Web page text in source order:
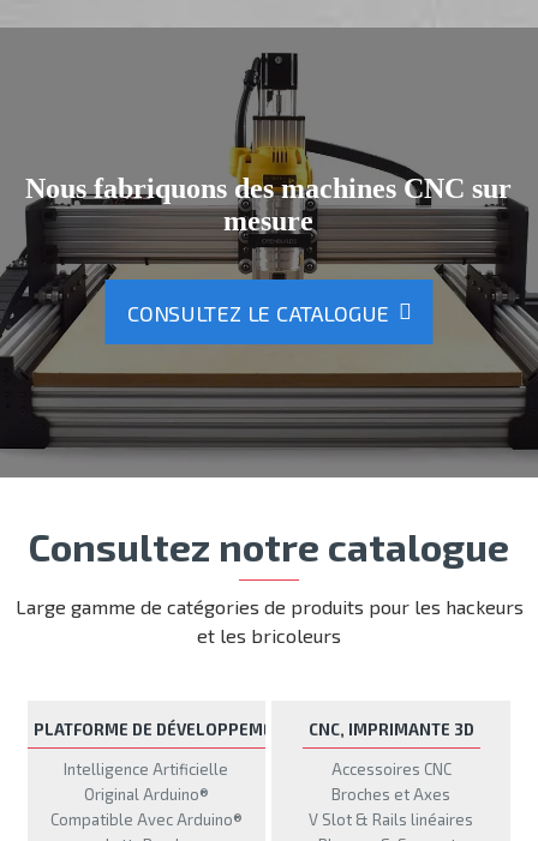
Nous fabriquons des machines CNC sur
mesure
CONSULTEZ LE CATALOGUE
Consultez notre catalogue
Large gamme de catégories de produits pour les hackeurs
et les bricoleurs
PLATFORME DE DÉVELOPPEMENT
Intelligence Artificielle
Original Arduino®
Compatible Avec Arduino®
CNC, IMPRIMANTE 3D
Accessoires CNC
Broches et Axes
V Slot & Rails linéaires